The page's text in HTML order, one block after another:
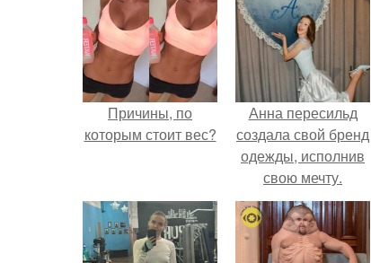
Причины, по
которым стоит вес?
Анна пересильд
создала свой бренд
одежды, исполнив
свою мечту.